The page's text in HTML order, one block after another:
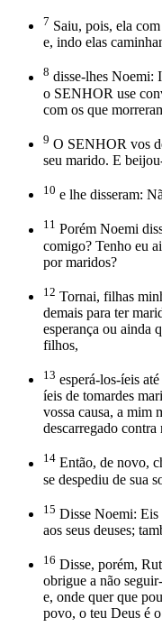
7 Saiu, pois, ela
e, indo elas
8 disse-lhes Noemi:
o SENHOR use
com os que
9 O SENHOR vos
seu marido. E
10 e lhe disseram:
11 Porém Noemi
comigo? Tenho eu
por maridos?
12 Tornai, filhas
demais para ter
esperança ou ainda
filhos,
13 esperá-los-íeis
íeis de tomardes
vossa causa, a mim
descarregado contra
14 Então, de novo,
se despediu de sua
15 Disse Noemi: Eis
aos seus deuses;
16 Disse, porém,
obrigue a não
e, onde quer que
povo, o teu Deus é